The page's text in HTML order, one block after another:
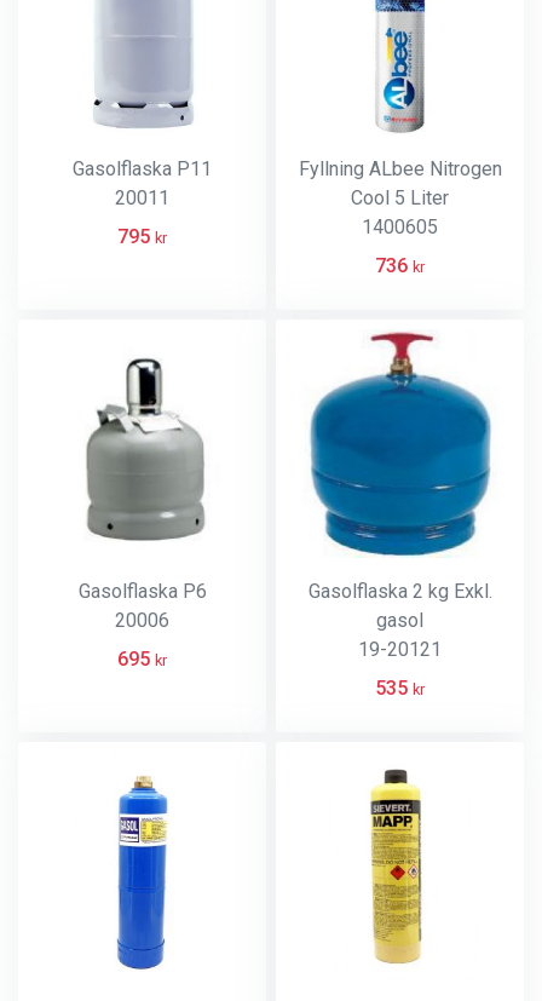
Gasolflaska P11
20011
795 kr
Fyllning ALbee Nitrogen
Cool 5 Liter
1400605
736 kr
Gasolflaska P6
20006
695 kr
Gasolflaska 2 kg Exkl.
gasol
19-20121
535 kr